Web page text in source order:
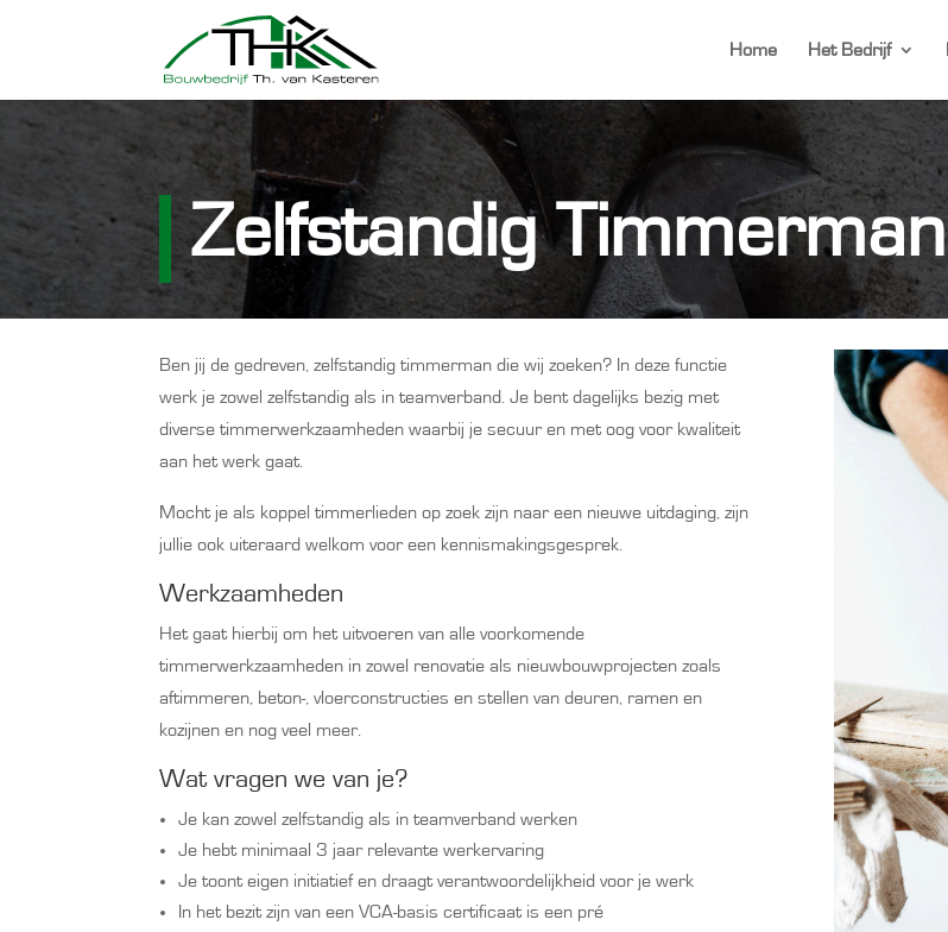
Home Het Bedrijf
Zelfstandig Timmerman
Ben jij de gedreven, zelfstandig timmerman die wij zoeken? In deze functie
werk je zowel zelfstandig als in teamverband. Je bent dagelijks bezig met
diverse timmerwerkzaamheden waarbij je secuur en met oog voor kwaliteit
aan het werk gaat.
Mocht je als koppel timmerlieden op zoek zijn naar een nieuwe uitdaging, zijn
jullie ook uiteraard welkom voor een kennismakingsgesprek.
Werkzaamheden
Het gaat hierbij om het uitvoeren van alle voorkomende
timmerwerkzaamheden in zowel renovatie als nieuwbouwprojecten zoals
aftimmeren, beton-, vloerconstructies en stellen van deuren, ramen en
kozijnen en nog veel meer.
Wat vragen we van je?
Je kan zowel zelfstandig als in teamverband werken
Je hebt minimaal 3 jaar relevante werkervaring
Je toont eigen initiatief en draagt verantwoordelijkheid voor je werk
In het bezit zijn van een VCA-basis certificaat is een pré